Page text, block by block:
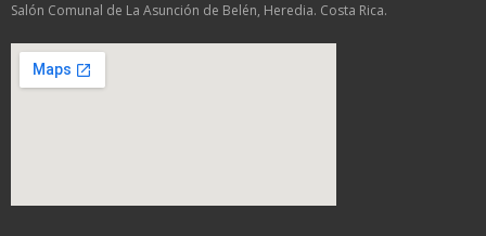
Salón Comunal de La Asunción de Belén, Heredia. Costa Rica.